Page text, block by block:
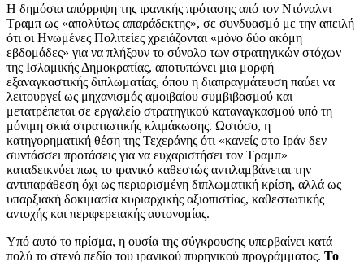
Η δημόσια απόρριψη της ιρανικής πρότασης από τον Ντόναλντ
Τραμπ ως «απολύτως απαράδεκτης», σε συνδυασμό με την απειλή
ότι οι Ηνωμένες Πολιτείες χρειάζονται «μόνο δύο ακόμη
εβδομάδες» για να πλήξουν το σύνολο των στρατηγικών στόχων
της Ισλαμικής Δημοκρατίας, αποτυπώνει μια μορφή
εξαναγκαστικής διπλωματίας, όπου η διαπραγμάτευση παύει να
λειτουργεί ως μηχανισμός αμοιβαίου συμβιβασμού και
μετατρέπεται σε εργαλείο στρατηγικού καταναγκασμού υπό τη
μόνιμη σκιά στρατιωτικής κλιμάκωσης. Ωστόσο, η
κατηγορηματική θέση της Τεχεράνης ότι «κανείς στο Ιράν δεν
συντάσσει προτάσεις για να ευχαριστήσει τον Τραμπ»
καταδεικνύει πως το ιρανικό καθεστώς αντιλαμβάνεται την
αντιπαράθεση όχι ως περιορισμένη διπλωματική κρίση, αλλά ως
υπαρξιακή δοκιμασία κυριαρχικής αξιοπιστίας, καθεστωτικής
αντοχής και περιφερειακής αυτονομίας.
Υπό αυτό το πρίσμα, η ουσία της σύγκρουσης υπερβαίνει κατά
πολύ το στενό πεδίο του ιρανικού πυρηνικού προγράμματος. Το